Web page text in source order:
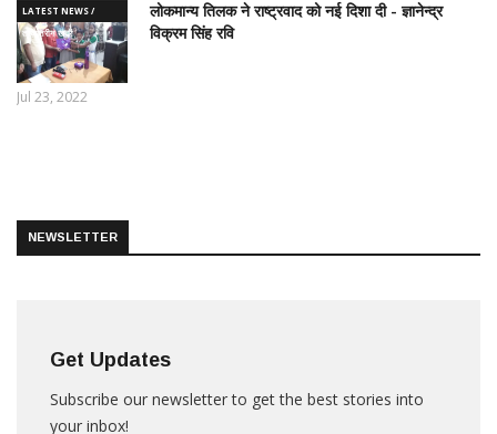
LATEST NEWS /
ताज़ातरीन खबरें
लोकमान्य तिलक ने राष्ट्रवाद को नई दिशा दी - ज्ञानेन्द्र
विक्रम सिंह रवि
Jul 23, 2022
NEWSLETTER
Get Updates
Subscribe our newsletter to get the best stories into
your inbox!